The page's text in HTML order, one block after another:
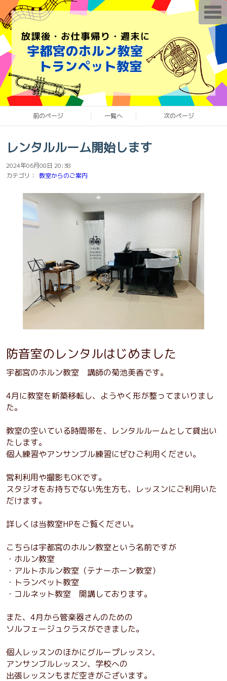
前のページ 一覧へ 次のページ
レンタルルーム開始します
2024年06月08日 20:38
カテゴリ：
教室からのご案内
防音室のレンタルはじめました
宇都宮のホルン教室 講師の菊池美香です。
4月に教室を新築移転し、ようやく形が整ってまいりまし
た。
教室の空いている時間帯を、レンタルルームとして貸出い
たします。
個人練習やアンサンブル練習にぜひご利用ください。
営利利用や撮影もOKです。
スタジオをお持ちでない先生方も、レッスンにご利用いた
だけます。
詳しくは当教室HPをご覧ください。
こちらは宇都宮のホルン教室という名前ですが
・ホルン教室
・アルトホルン教室（テナーホーン教室）
・トランペット教室
・コルネット教室 開講しております。
また、4月から管楽器さんのための
ソルフェージュクラスができました。
個人レッスンのほかにグループレッスン、
アンサンブルレッスン、学校への
出張レッスンもまだ空きがございます。
T
o
g
e
n
v
g
a
i